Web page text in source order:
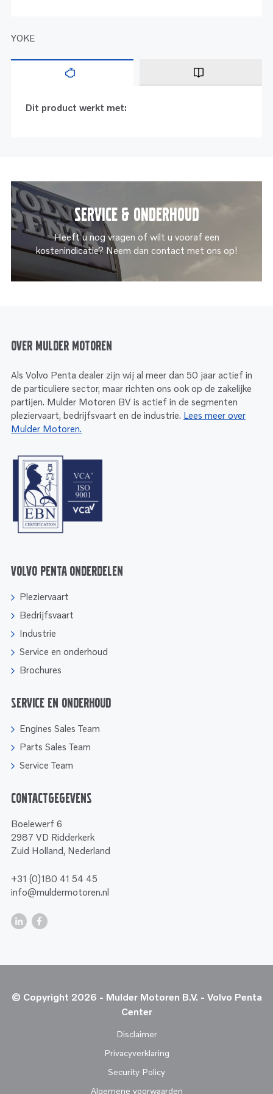
YOKE
Dit product werkt met:
Service & onderhoud
Heeft u nog vragen of wilt u vooraf een
kostenindicatie? Neem dan contact met ons op!
Over Mulder Motoren
Als Volvo Penta dealer zijn wij al meer dan 50 jaar actief in
de particuliere sector, maar richten ons ook op de zakelijke
partijen. Mulder Motoren BV is actief in de segmenten
pleziervaart, bedrijfsvaart en de industrie. Lees meer over
Mulder Motoren.
Volvo Penta onderdelen
Pleziervaart
Bedrijfsvaart
Industrie
Service en onderhoud
Brochures
Service en onderhoud
Engines Sales Team
Parts Sales Team
Service Team
Contactgegevens
Boelewerf 6
2987 VD Ridderkerk
Zuid Holland, Nederland
+31 (0)180 41 54 45
info@muldermotoren.nl
© Copyright 2026 - Mulder Motoren B.V. - Volvo Penta
Center
Disclaimer
Privacyverklaring
Security Policy
Algemene voorwaarden